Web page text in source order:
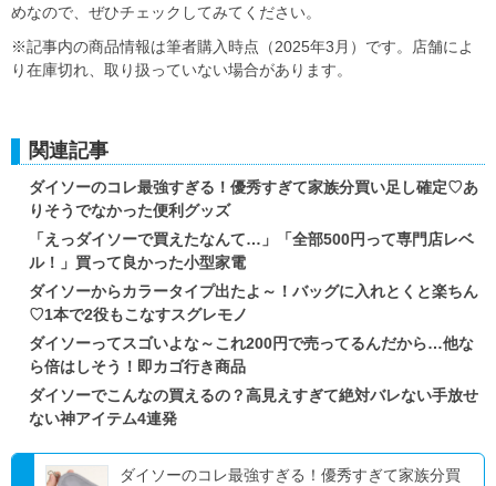
めなので、ぜひチェックしてみてください。
※記事内の商品情報は筆者購入時点（2025年3月）です。店舗によ
り在庫切れ、取り扱っていない場合があります。
関連記事
ダイソーのコレ最強すぎる！優秀すぎて家族分買い足し確定♡あ
りそうでなかった便利グッズ
「えっダイソーで買えたなんて…」「全部500円って専門店レベ
ル！」買って良かった小型家電
ダイソーからカラータイプ出たよ～！バッグに入れとくと楽ちん
♡1本で2役もこなすスグレモノ
ダイソーってスゴいよな～これ200円で売ってるんだから…他な
ら倍はしそう！即カゴ行き商品
ダイソーでこんなの買えるの？高見えすぎて絶対バレない手放せ
ない神アイテム4連発
ダイソーのコレ最強すぎる！優秀すぎて家族分買